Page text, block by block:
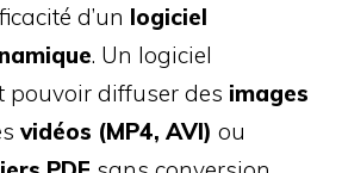
d’un logiciel
. Un logiciel
pouvoir diffuser des images
vidéos (MP4, AVI) ou